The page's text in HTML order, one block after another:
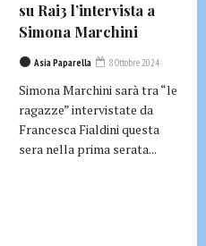
su Rai3 l’intervista a
Simona Marchini
Asia Paparella 8 Ottobre 2024
Simona Marchini sarà tra “le
ragazze” intervistate da
Francesca Fialdini questa
sera nella prima serata...